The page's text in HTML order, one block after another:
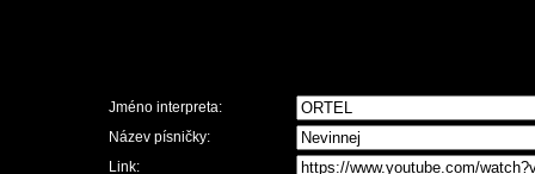
Jméno interpreta:
Název písničky:
Link: